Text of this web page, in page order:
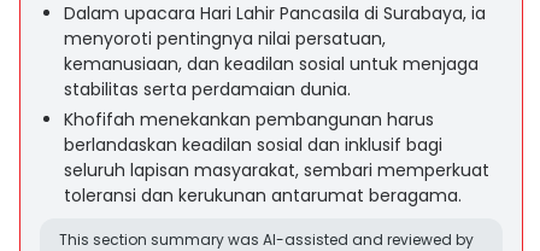
Dalam upacara Hari Lahir Pancasila di Surabaya, ia
menyoroti pentingnya nilai persatuan,
kemanusiaan, dan keadilan sosial untuk menjaga
stabilitas serta perdamaian dunia.
Khofifah menekankan pembangunan harus
berlandaskan keadilan sosial dan inklusif bagi
seluruh lapisan masyarakat, sembari memperkuat
toleransi dan kerukunan antarumat beragama.
This section summary was AI-assisted and reviewed by